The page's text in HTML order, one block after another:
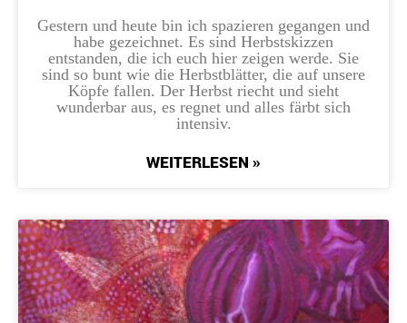
Gestern und heute bin ich spazieren gegangen und
habe gezeichnet. Es sind Herbstskizzen
entstanden, die ich euch hier zeigen werde. Sie
sind so bunt wie die Herbstblätter, die auf unsere
Köpfe fallen. Der Herbst riecht und sieht
wunderbar aus, es regnet und alles färbt sich
intensiv.
WEITERLESEN »